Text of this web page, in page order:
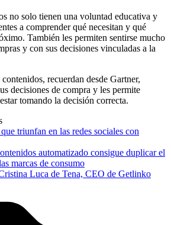
no solo tienen una voluntad educativa y
a comprender qué necesitan y qué
También les permiten sentirse mucho
y con sus decisiones vinculadas a la
recuerdan desde Gartner,
decisiones de compra y les permite
tomando la decisión correcta.
triunfan en las redes sociales con
automatizado consigue duplicar el
marcas de consumo
Luca de Tena, CEO de Getlinko